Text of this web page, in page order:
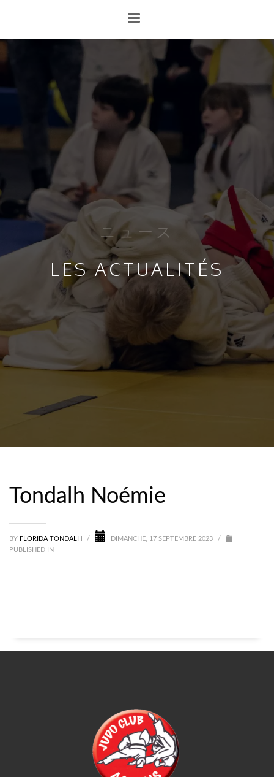
ニュース
LES ACTUALITÉS
Tondalh Noémie
BY FLORIDA TONDALH / DIMANCHE, 17 SEPTEMBRE 2023
/
PUBLISHED IN